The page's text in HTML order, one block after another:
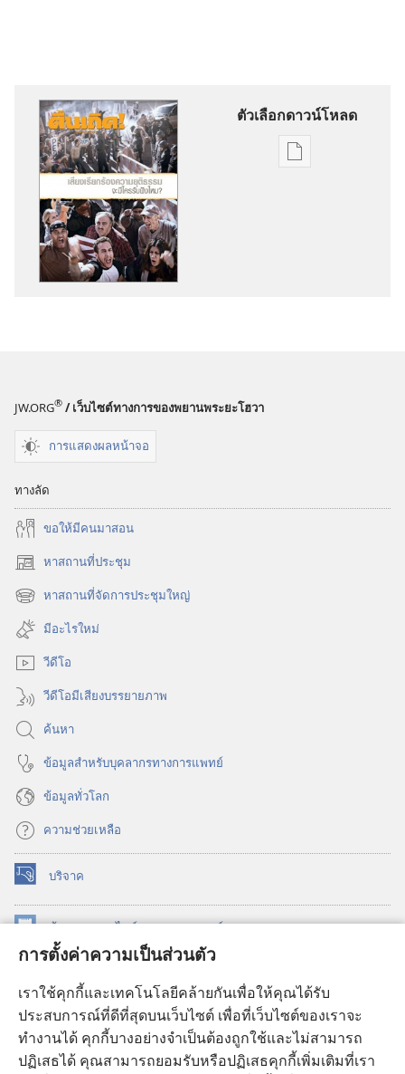
การตั้งค่าความเป็นส่วนตัว
เราใช้คุกกี้และเทคโนโลยีคล้ายกันเพื่อให้คุณได้รับ
ประสบการณ์ที่ดีที่สุดบนเว็บไซต์ เพื่อที่เว็บไซต์ของเราจะ
ทำงานได้ คุกกี้บางอย่างจำเป็นต้องถูกใช้และไม่สามารถ
ปฏิเสธได้ คุณสามารถยอมรับหรือปฏิเสธคุกกี้เพิ่มเติมที่เรา
ตัวเลือกดาวน์โหลด
ตัว
JW.ORG® / เว็บไซต์ทางการของพยานพระยะโฮวา
การแสดงผลหน้าจอ
ทางลัด
ขอ​ให้​มี​คน​มา​สอน
หาสถานที่ประชุม
(เปิด
หน้าต่างหาสถานที่จัดการประชุมใหญ่
(เปิด
หน้าต่าง
ใหม่)
มีอะไรใหม่
วีดีโอ
วีดีโอมีเสียงบรรยายภาพ
ค้นหา
ข้อมูล​สำหรับ​บุคลากร​ทาง​การ​แพทย์
ข้อมูล​ทั่ว​โลก
ความช่วยเหลือ
บริจาค
(เปิด
หน้าต่าง
ใหม่) ห้องสมุดออนไลน์ของวอชเทาเวอร์
หน้าต่าง
®
หน้าต่าง
ใหม่) JW Library®
ห้องสมุดว็อชเทาเวอร์